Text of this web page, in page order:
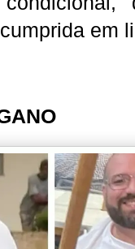
em